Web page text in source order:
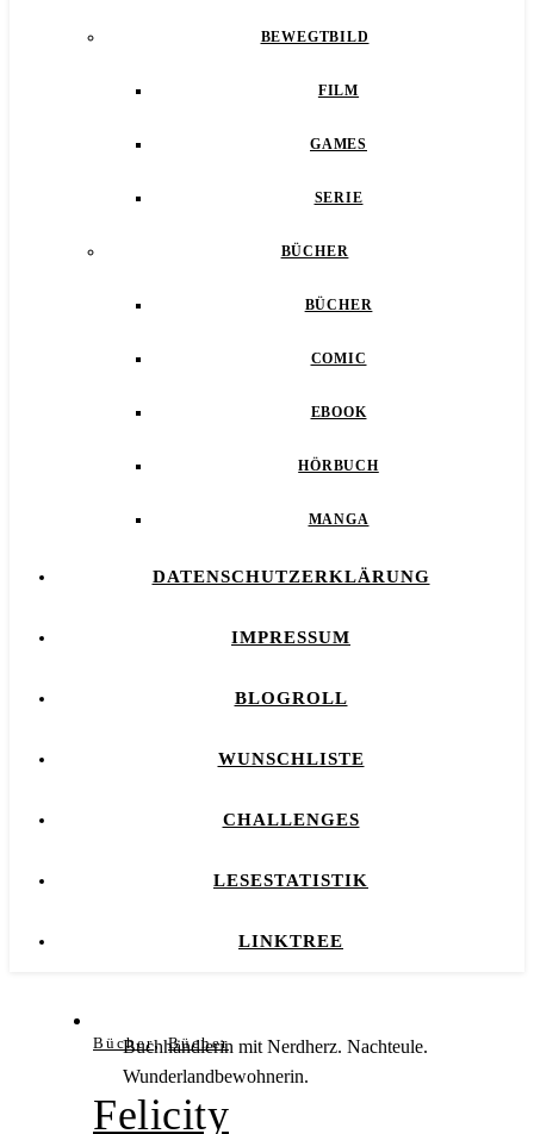
BEWEGTBILD
FILM
GAMES
SERIE
BÜCHER
BÜCHER
COMIC
EBOOK
HÖRBUCH
MANGA
DATENSCHUTZERKLÄRUNG
IMPRESSUM
BLOGROLL
WUNSCHLISTE
CHALLENGES
LESESTATISTIK
LINKTREE
Bücher,Bücher
Felicity
Buchhändlerin mit Nerdherz. Nachteule.
Wunderlandbewohnerin.